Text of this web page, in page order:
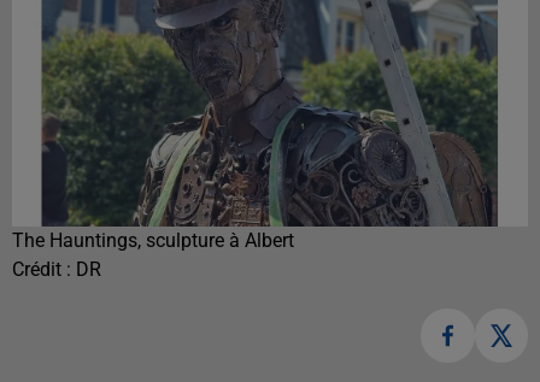
The Hauntings, sculpture à Albert
Crédit : DR